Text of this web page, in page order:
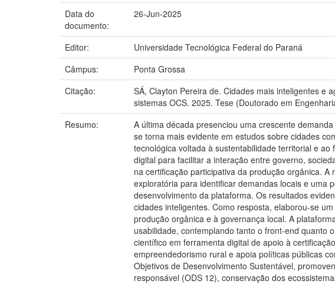
Data do
documento:
26-Jun-2025
Editor:
Universidade Tecnológica Federal do Paraná
Câmpus:
Ponta Grossa
Citação:
SÁ, Clayton Pereira de. Cidades mais inteligentes e
sistemas OCS. 2025. Tese (Doutorado em
Resumo:
A última década presenciou uma crescente
se torna mais evidente em estudos sobre cidades
tecnológica voltada à sustentabilidade territorial e
digital para facilitar a interação entre governo,
na certificação participativa da produção orgânica.
exploratória para identificar demandas locais e uma
desenvolvimento da plataforma. Os resultados
cidades inteligentes. Como resposta, elaborou-se
produção orgânica e à governança local. A
usabilidade, contemplando tanto o front-end quanto
científico em ferramenta digital de apoio à
empreendedorismo rural e apoia políticas públicas
Objetivos de Desenvolvimento Sustentável,
responsável (ODS 12), conservação dos